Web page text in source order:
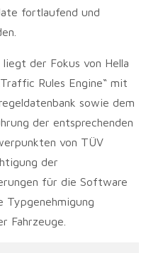
fortlaufend und
der Fokus von Hella
Rules Engine“ mit
sowie dem
der entsprechenden
von TÜV
der
für die Software
Typgenehmigung
Fahrzeuge.